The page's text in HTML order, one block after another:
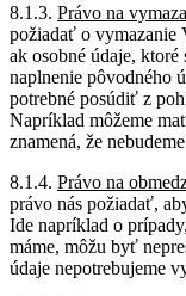
8.1.3. Právo na
požiadať o vymazanie
ak osobné údaje,
naplnenie pôvodného
potrebné posúdiť z
Napríklad môžeme
znamená, že
8.1.4. Právo na
právo nás požiadať,
Ide napríklad o
máme, môžu byť
údaje nepotrebujeme